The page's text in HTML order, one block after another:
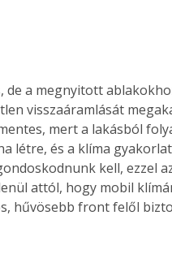
de a megnyitott
visszaáramlását
mert a lakásból
létre, és a klíma
kell, ezzel
attól, hogy mobil
hűvösebb front felől